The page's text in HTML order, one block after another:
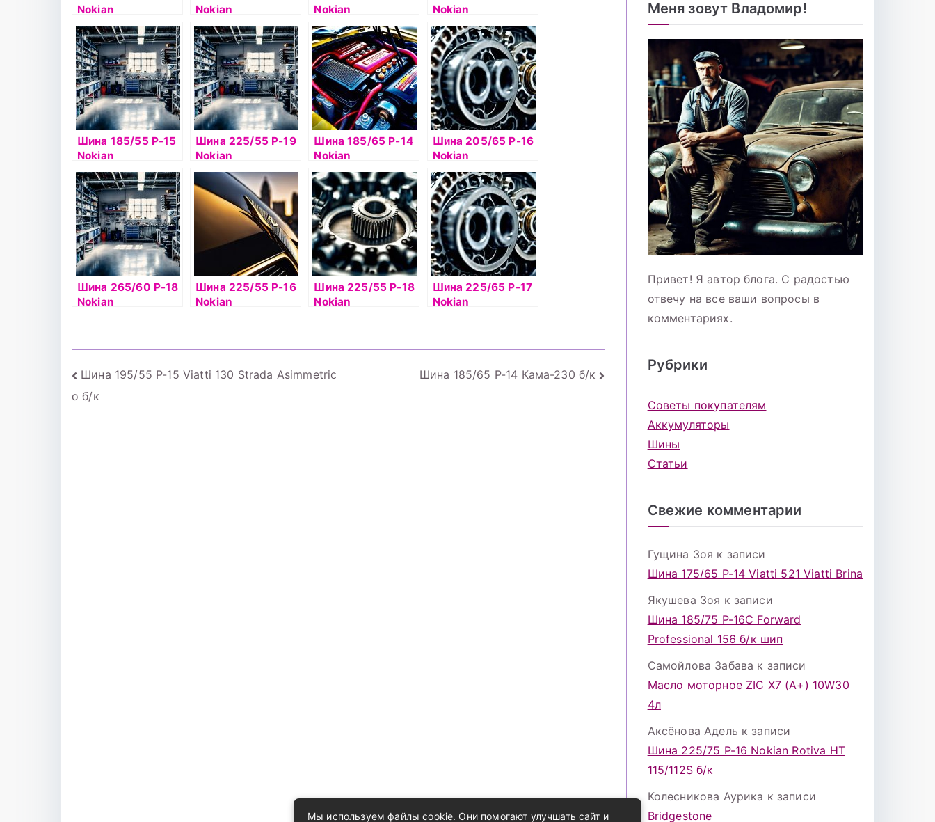
Nokian
Hakkapelitta 9 98T
б/к шип
Nokian
Hakkapelitta R3
97R б/к
Nokian
Hakkapelitta 9 SUV
116T б/к шип
Nokian
Hakkapelitta 9 SUV
104T б/к шип
Шина 185/55 Р-15
Nokian
Hakkapelitta 8 86T
б/к шип
Шина 225/55 Р-19
Nokian
Hakkapelitta 9 SUV
103T б/к шип
Шина 185/65 Р-14
Nokian
Hakkapelitta R2
90R б/к
Шина 205/65 Р-16
Nokian
Hakkapelitta R2
99R б/к
Шина 265/60 Р-18
Nokian
Шина 225/55 Р-16
Nokian
Шина 225/55 Р-18
Nokian
Шина 225/65 Р-17
Nokian
Навигация
по
Шина 195/55 Р-15 Viatti 130 Strada Asimmetric
o б/к
Шина 185/65 Р-14 Кама-230 б/к
Меня зовут Владомир!
Привет! Я автор блога. С радостью
отвечу на все ваши вопросы в
комментариях.
Рубрики
Советы покупателям
Аккумуляторы
Шины
Статьи
Свежие комментарии
Гущина Зоя к записи
Шина 175/65 Р-14 Viatti 521 Viatti Brina
Якушева Зоя к записи
Шина 185/75 Р-16С Forward
Professional 156 б/к шип
Самойлова Забава к записи
Масло моторное ZIC X7 (A+) 10W30
4л
Аксёнова Адель к записи
Шина 225/75 Р-16 Nokian Rotiva HT
115/112S б/к
Колесникова Аурика к записи
Bridgestone
Мы используем файлы cookie. Они помогают улучшать сайт и